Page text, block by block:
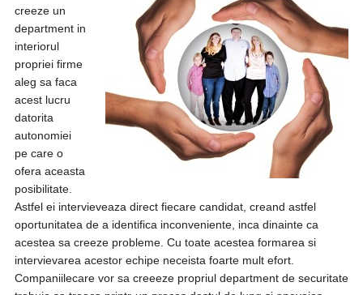
creeze un
department in
interiorul
propriei firme
aleg sa faca
acest lucru
datorita
autonomiei
pe care o
ofera aceasta
posibilitate.
Astfel ei intervieveaza direct fiecare candidat, creand astfel
oportunitatea de a identifica inconveniente, inca dinainte ca
acestea sa creeze probleme. Cu toate acestea formarea si
intervievarea acestor echipe neceista foarte mult efort.
Companiilecare vor sa creeeze propriul department de securitate